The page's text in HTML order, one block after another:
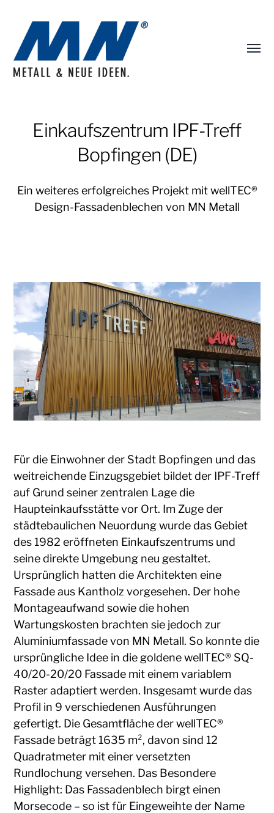
Portfolio
Menü
Einkaufszentrum IPF-Treff
Bopfingen (DE)
Ein weiteres erfolgreiches Projekt mit wellTEC®
Design-Fassadenblechen von MN Metall
Für die Einwohner der Stadt Bopfingen und das
weitreichende Einzugsgebiet bildet der IPF-Treff
auf Grund seiner zentralen Lage die
Haupteinkaufsstätte vor Ort. Im Zuge der
städtebaulichen Neuordung wurde das Gebiet
des 1982 eröffneten Einkaufszentrums und
seine direkte Umgebung neu gestaltet.
Ursprünglich hatten die Architekten eine
Fassade aus Kantholz vorgesehen. Der hohe
Montageaufwand sowie die hohen
Wartungskosten brachten sie jedoch zur
Aluminiumfassade von MN Metall. So konnte die
ursprüngliche Idee in die goldene wellTEC® SQ-
40/20-20/20 Fassade mit einem variablem
Raster adaptiert werden. Insgesamt wurde das
Profil in 9 verschiedenen Ausführungen
gefertigt. Die Gesamtfläche der wellTEC®
Fassade beträgt 1635 m², davon sind 12
Quadratmeter mit einer versetzten
Rundlochung versehen. Das Besondere
Highlight: Das Fassadenblech birgt einen
Morsecode – so ist für Eingeweihte der Name